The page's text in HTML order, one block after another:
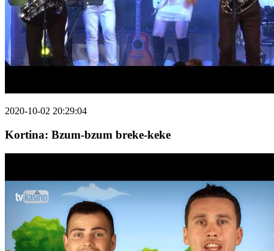
2020-10-02 20:29:04
Kortina: Bzum-bzum breke-keke